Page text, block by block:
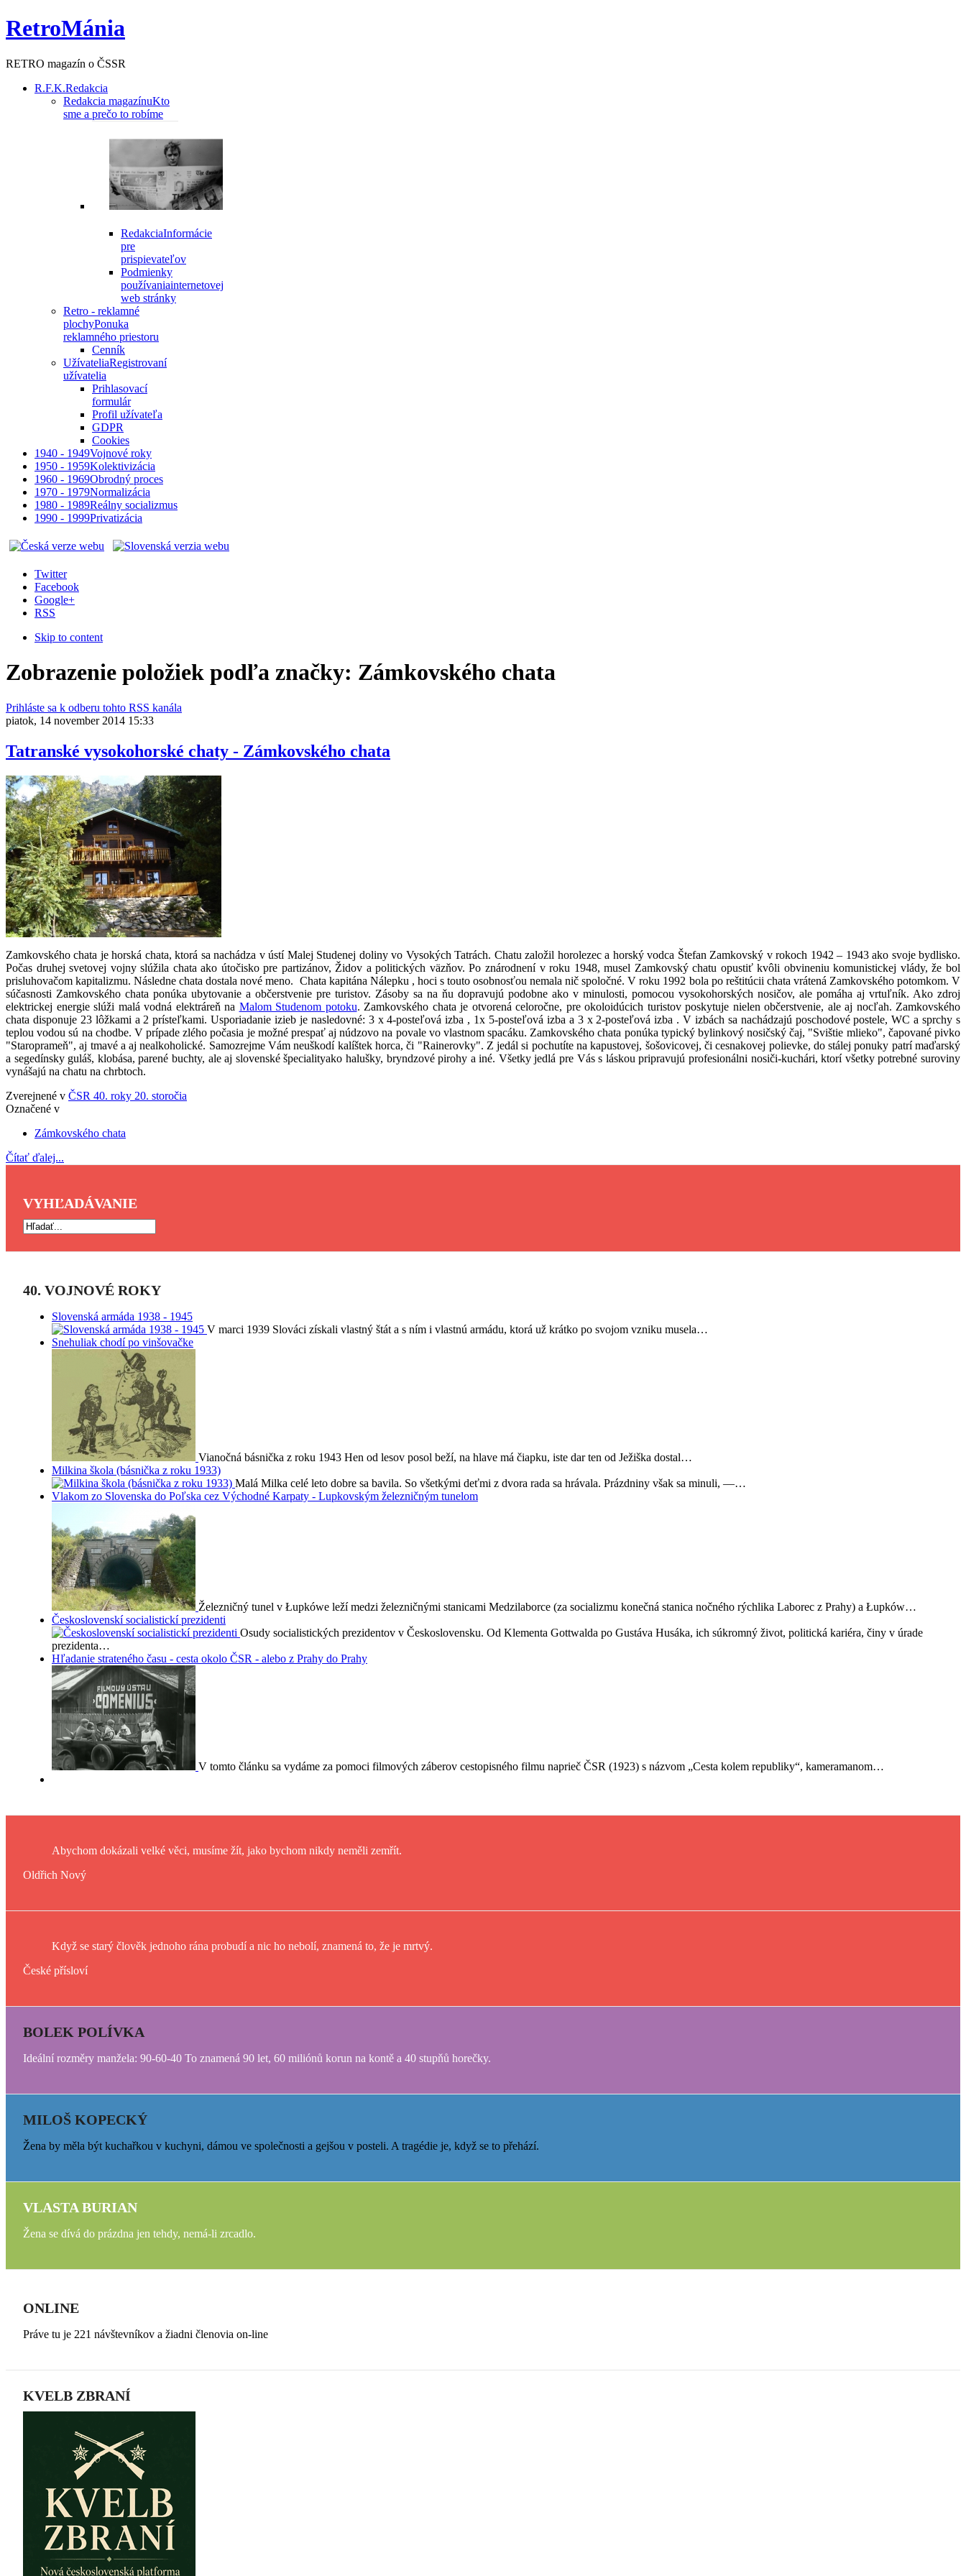
RetroMánia
RETRO magazín o ČSSR
R.F.K.Redakcia
Redakcia magazínuKto
sme a prečo to robíme
RedakciaInformácie
pre
prispievateľov
Podmienky
používaniainternetovej
web stránky
Retro - reklamné
plochyPonuka
reklamného priestoru
Cenník
UžívateliaRegistrovaní
užívatelia
Prihlasovací
formulár
Profil užívateľa
GDPR
Cookies
1940 - 1949Vojnové roky
1950 - 1959Kolektivizácia
1960 - 1969Obrodný proces
1970 - 1979Normalizácia
1980 - 1989Reálny socializmus
1990 - 1999Privatizácia
Twitter
Facebook
Google+
RSS
Skip to content
Zobrazenie položiek podľa značky: Zámkovského chata
Prihláste sa k odberu tohto RSS kanála
piatok, 14 november 2014 15:33
Tatranské vysokohorské chaty - Zámkovského chata
Zamkovského chata je horská chata, ktorá sa nachádza v ústí Malej Studenej doliny vo Vysokých Tatrách. Chatu založil horolezec a horský vodca Štefan Zamkovský v rokoch 1942 – 1943 ako svoje bydlisko.
Počas druhej svetovej vojny slúžila chata ako útočisko pre partizánov, Židov a politických väzňov. Po znárodnení v roku 1948, musel Zamkovský chatu opustiť kvôli obvineniu komunistickej vlády, že bol
prisluhovačom kapitalizmu. Následne chata dostala nové meno. Chata kapitána Nálepku , hoci s touto osobnosťou nemala nič spoločné. V roku 1992 bola po reštitúcii chata vrátená Zamkovského potomkom. V
súčasnosti Zamkovského chata ponúka ubytovanie a občerstvenie pre turistov. Zásoby sa na ňu dopravujú podobne ako v minulosti, pomocou vysokohorských nosičov, ale pomáha aj vrtuľník. Ako zdroj
elektrickej energie slúži malá vodná elektráreň na Malom Studenom potoku. Zamkovského chata je otvorená celoročne, pre okoloidúcich turistov poskytuje nielen občerstvenie, ale aj nocľah. Zamkovského
chata disponuje 23 lôžkami a 2 prísteľkami. Usporiadanie izieb je nasledovné: 3 x 4-posteľová izba , 1x 5-posteľová izba a 3 x 2-posteľová izba . V izbách sa nachádzajú poschodové postele, WC a sprchy s
teplou vodou sú na chodbe. V prípade zlého počasia je možné prespať aj núdzovo na povale vo vlastnom spacáku. Zamkovského chata ponúka typický bylinkový nosičský čaj, "Svištie mlieko", čapované pivko
"Staroprameň", aj tmavé a aj nealkoholické. Samozrejme Vám neuškodí kalíštek horca, či "Rainerovky". Z jedál si pochutíte na kapustovej, šošovicovej, či cesnakovej polievke, do stálej ponuky patrí maďarský
a segedínsky guláš, klobása, parené buchty, ale aj slovenské špecialityako halušky, bryndzové pirohy a iné. Všetky jedlá pre Vás s láskou pripravujú profesionálni nosiči-kuchári, ktorí všetky potrebné suroviny
vynášajú na chatu na chrbtoch.
Zverejnené v ČSR 40. roky 20. storočia
Označené v
Zámkovského chata
Čítať ďalej...
VYHĽADÁVANIE
40. VOJNOVÉ ROKY
Slovenská armáda 1938 - 1945
V marci 1939 Slováci získali vlastný štát a s ním i vlastnú armádu, ktorá už krátko po svojom vzniku musela…
Snehuliak chodí po vinšovačke
Vianočná básnička z roku 1943 Hen od lesov posol beží, na hlave má čiapku, iste dar ten od Ježiška dostal…
Milkina škola (básnička z roku 1933)
Malá Milka celé leto dobre sa bavila. So všetkými deťmi z dvora rada sa hrávala. Prázdniny však sa minuli, —…
Vlakom zo Slovenska do Poľska cez Východné Karpaty - Lupkovským železničným tunelom
Železničný tunel v Łupkówe leží medzi železničnými stanicami Medzilaborce (za socializmu konečná stanica nočného rýchlika Laborec z Prahy) a Łupków…
Československí socialistickí prezidenti
Osudy socialistických prezidentov v Československu. Od Klementa Gottwalda po Gustáva Husáka, ich súkromný život, politická kariéra, činy v úrade
prezidenta…
Hľadanie strateného času - cesta okolo ČSR - alebo z Prahy do Prahy
V tomto článku sa vydáme za pomoci filmových záberov cestopisného filmu naprieč ČSR (1923) s názvom „Cesta kolem republiky“, kameramanom…
Abychom dokázali velké věci, musíme žít, jako bychom nikdy neměli zemřít.
Oldřich Nový
Když se starý člověk jednoho rána probudí a nic ho nebolí, znamená to, že je mrtvý.
České přísloví
BOLEK POLÍVKA
Ideální rozměry manžela: 90-60-40 To znamená 90 let, 60 miliónů korun na kontě a 40 stupňů horečky.
MILOŠ KOPECKÝ
Žena by měla být kuchařkou v kuchyni, dámou ve společnosti a gejšou v posteli. A tragédie je, když se to přehází.
VLASTA BURIAN
Žena se dívá do prázdna jen tehdy, nemá-li zrcadlo.
ONLINE
Práve tu je 221 návštevníkov a žiadni členovia on-line
KVELB ZBRANÍ